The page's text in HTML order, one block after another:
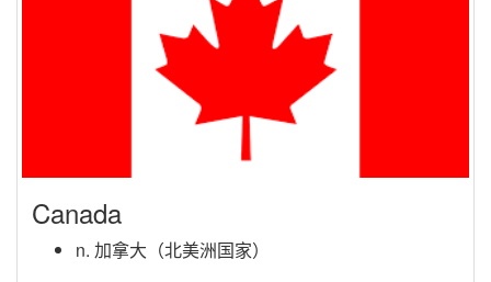
Canada
n. 加拿大（北美洲国家）